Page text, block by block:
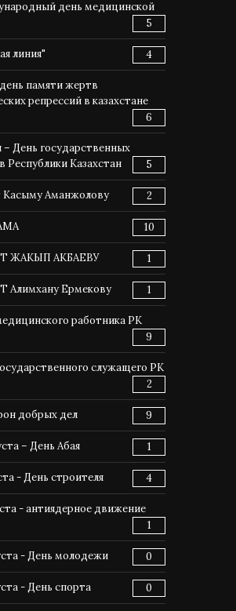
день медицинской
5
линия" 4
памяти жертв
репрессий в казахстане
6
– День государственных
Республики Казахстан
5
Касыму Аманжолову 2
10
ЖАКЫП АКБАЕВУ 1
Алимхану Ермекову 1
работника РК
9
служащего РК
2
добрых дел 9
– День Абая 1
- День строителя 4
- антиядерное движение
1
- День молодежи 0
- День спорта 0